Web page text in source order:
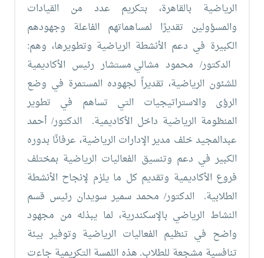
الرياضية بالقاهرة، بتكريم عدد من القيادات
والمسؤولين تقديرًا لمساهماتهم الفاعلة وجهودهم
الكبيرة في دعم الأنشطة الرياضية وتطويرها، وهم:
الدكتور/ محمود مشالي مستشار رئيس الأكاديمية
للشئون الرياضية، تقديراً لجهوده المستمرة في وضع
الرؤى والاستراتيجيات التي تساهم في تطوير
المنظومة الرياضية داخل الأكاديمية. الدكتور/ أحمد
عبدالمجيد خلف مدير الإدارات الرياضية، عرفانًا بدوره
الكبير في دعم وتنسيق الفعاليات الرياضية بمختلف
فروع الأكاديمية وتقديم كل ما يلزم لإنجاح الأنشطة
الطلابية. الدكتور/ محمد سمير سويدان رئيس قسم
النشاط الرياضي بالإسكندرية، لما يبذله من مجهود
واضح في تنظيم الفعاليات الرياضية وتوفير بيئة
تنافسية مشجعة للطلاب. هذه اللمسة التكريمية جاءت